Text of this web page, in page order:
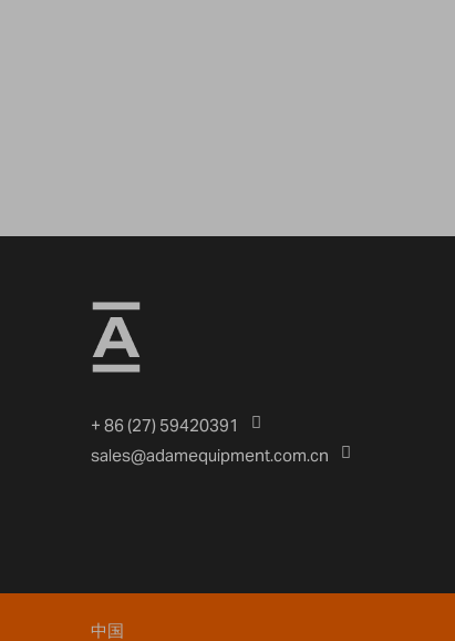
+ 86 (27) 59420391
sales@adamequipment.com.cn
中国